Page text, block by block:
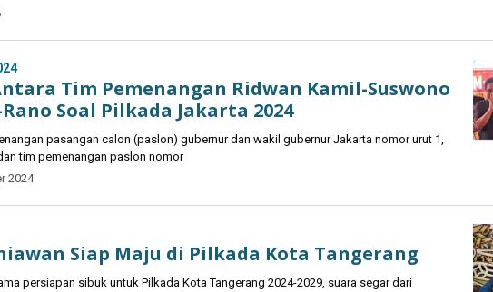
Tim Pemenangan Ridwan Kamil-Suswono
Soal Pilkada Jakarta 2024
pasangan calon (paslon) gubernur dan wakil gubernur Jakarta nomor urut 1,
tim pemenangan paslon nomor
2024
Siap Maju di Pilkada Kota Tangerang
persiapan sibuk untuk Pilkada Kota Tangerang 2024-2029, suara segar dari